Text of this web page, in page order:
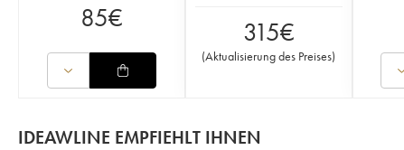
85€ 315€
(Aktualisierung des Preises)
IDEAWLINE EMPFIEHLT IHNEN